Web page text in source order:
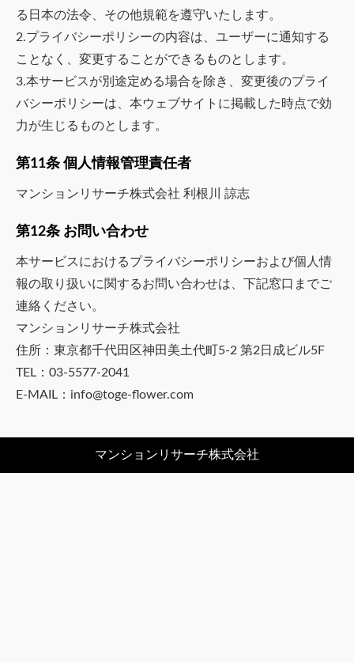
る日本の法令、その他規範を遵守いたします。
2.プライバシーポリシーの内容は、ユーザーに通知する
ことなく、変更することができるものとします。
3.本サービスが別途定める場合を除き、変更後のプライ
バシーポリシーは、本ウェブサイトに掲載した時点で効
力が生じるものとします。
第11条 個人情報管理責任者
マンションリサーチ株式会社 利根川 諒志
第12条 お問い合わせ
本サービスにおけるプライバシーポリシーおよび個人情
報の取り扱いに関するお問い合わせは、下記窓口までご
連絡ください。
マンションリサーチ株式会社
住所：東京都千代田区神田美土代町5-2 第2日成ビル5F
TEL：03-5577-2041
E-MAIL：info@toge-flower.com
マンションリサーチ株式会社